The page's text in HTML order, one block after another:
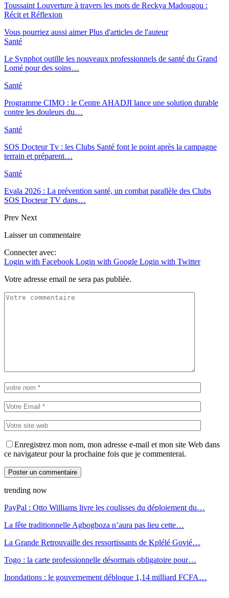
Toussaint Louverture à travers les mots de Reckya Madougou :
Récit et Réflexion
Vous pourriez aussi aimer Plus d'articles de l'auteur
Santé
Le Synphot outille les nouveaux professionnels de santé du Grand
Lomé pour des soins…
Santé
Programme CIMO : le Centre AHADJI lance une solution durable
contre les douleurs du…
Santé
SOS Docteur Tv : les Clubs Santé font le point après la campagne
terrain et préparent…
Santé
Evala 2026 : La prévention santé, un combat parallèle des Clubs
SOS Docteur TV dans…
Prev Next
Laisser un commentaire
Connecter avec:
Login with Facebook Login with Google Login with Twitter
Votre adresse email ne sera pas publiée.
Enregistrez mon nom, mon adresse e-mail et mon site Web dans
ce navigateur pour la prochaine fois que je commenterai.
trending now
PayPal : Otto Williams livre les coulisses du déploiement du…
La fête traditionnelle Agbogboza n’aura pas lieu cette…
La Grande Retrouvaille des ressortissants de Kplélé Govié…
Togo : la carte professionnelle désormais obligatoire pour…
Inondations : le gouvernement débloque 1,14 milliard FCFA…